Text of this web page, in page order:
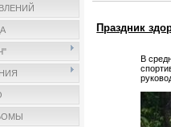
Праздник
В